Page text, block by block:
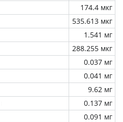
174.4 мкг
535.613 мкг
1.541 мг
288.255 мкг
0.037 мг
0.041 мг
9.62 мг
0.137 мг
0.091 мг